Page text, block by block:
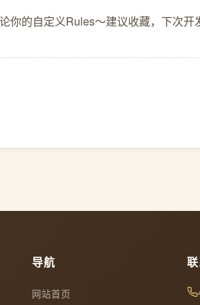
你的自定义Rules～建议收藏，下次开
导航
网站首页